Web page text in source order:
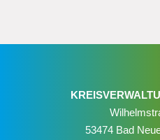
53474 Bad